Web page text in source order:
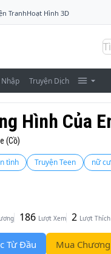
TranhHoạt Hình 3D
Truyện Dịch
Hình Của
(Cồ)
tình Truyện Teen nữ
186 Lượt Xem 2 Lượt Thích
Từ Đầu Mua